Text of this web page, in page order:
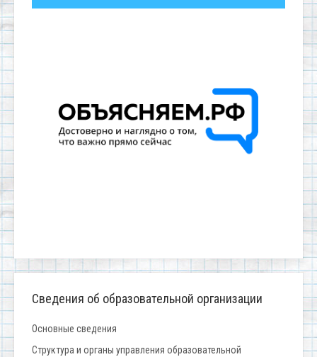
Сведения об образовательной организации
Основные сведения
Структура и органы управления образовательной